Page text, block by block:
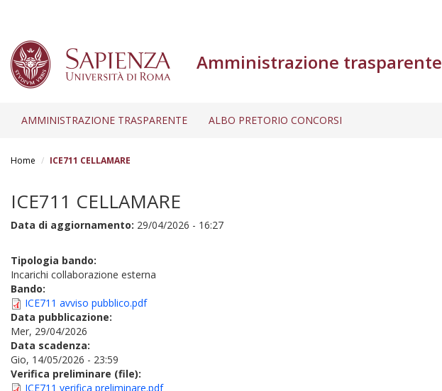
Amministrazione trasparente
AMMINISTRAZIONE TRASPARENTE ALBO PRETORIO CONCORSI
Home ICE711 CELLAMARE
ICE711 CELLAMARE
Data di aggiornamento: 29/04/2026 - 16:27
Tipologia bando:
Incarichi collaborazione esterna
Bando:
ICE711 avviso pubblico.pdf
Data pubblicazione:
Mer, 29/04/2026
Data scadenza:
Gio, 14/05/2026 - 23:59
Verifica preliminare (file):
ICE711 verifica preliminare.pdf